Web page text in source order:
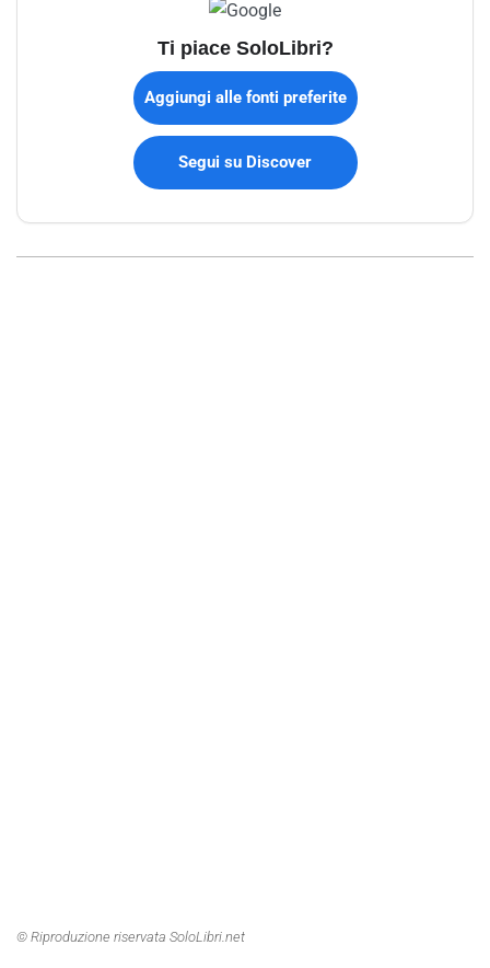
Ti piace SoloLibri?
Aggiungi alle fonti preferite
Segui su Discover
© Riproduzione riservata SoloLibri.net